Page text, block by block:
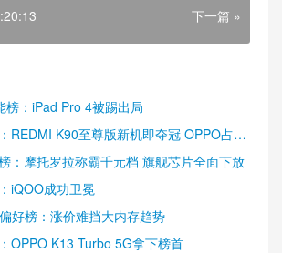
下一篇 »
榜：iPad Pro 4被踢出局
REDMI K90至尊版新机即夺冠 OPPO占据
：摩托罗拉称霸千元档 旗舰芯片全面下放
iQOO成功卫冕
好榜：涨价难挡大内存趋势
OPPO K13 Turbo 5G拿下榜首